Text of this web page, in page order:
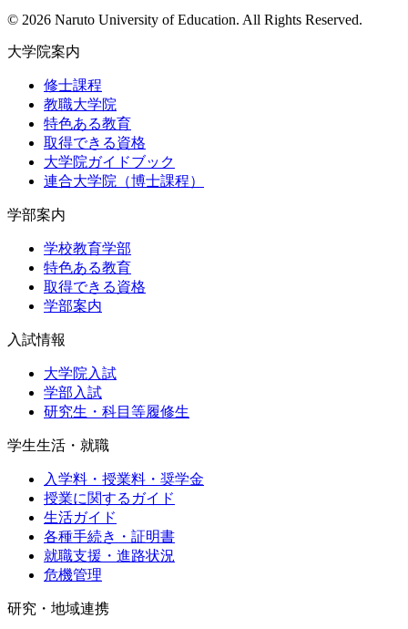
© 2026 Naruto University of Education. All Rights Reserved.
大学院案内
修士課程
教職大学院
特色ある教育
取得できる資格
大学院ガイドブック
連合大学院（博士課程）
学部案内
学校教育学部
特色ある教育
取得できる資格
学部案内
入試情報
大学院入試
学部入試
研究生・科目等履修生
学生生活・就職
入学料・授業料・奨学金
授業に関するガイド
生活ガイド
各種手続き・証明書
就職支援・進路状況
危機管理
研究・地域連携